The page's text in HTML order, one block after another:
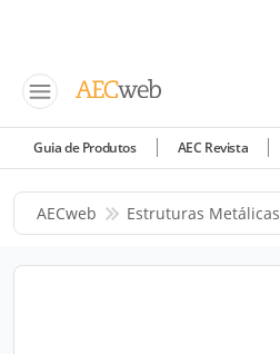
Guia de Produtos AEC Revista
AECweb Estruturas Metálicas